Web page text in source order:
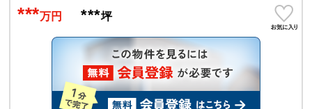
***万円 ***坪